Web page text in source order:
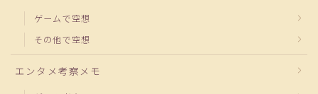
ゲームで空想
その他で空想
エンタメ考察メモ